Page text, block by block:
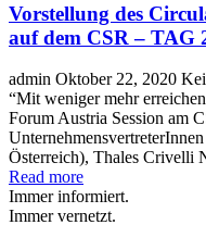
Vorstellung des
auf dem CSR – TAG
admin Oktober 22, 2020
“Mit weniger mehr
Forum Austria Session am
Österreich), Thales
Read more
Immer informiert.
Immer vernetzt.